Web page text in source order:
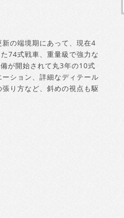
の端境期にあって、現在4
74式戦車、重量級で強力な
が開始されて丸3年の10式
ション、詳細なディテール
り方など、斜めの視点も駆